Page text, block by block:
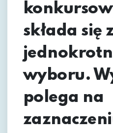
składa się
wyboru.
polega na